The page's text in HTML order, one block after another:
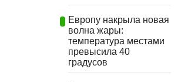
Европу накрыла новая
волна жары:
температура местами
превысила 40
градусов